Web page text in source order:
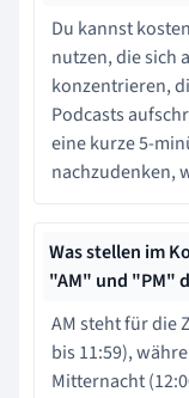
Du kannst
nutzen, die sich
konzentrieren,
Podcasts
eine kurze 5-
nachzudenken,
Was stellen im
"AM" und "PM"
AM steht für die
bis 11:59),
Mitternacht